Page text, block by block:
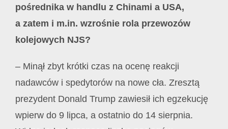
pośrednika w handlu z Chinami a USA,
a zatem i m.in. wzrośnie rola przewozów
kolejowych NJS?
– Minął zbyt krótki czas na ocenę reakcji
nadawców i spedytorów na nowe cła. Zresztą
prezydent Donald Trump zawiesił ich egzekucję
wpierw do 9 lipca, a ostatnio do 14 sierpnia.